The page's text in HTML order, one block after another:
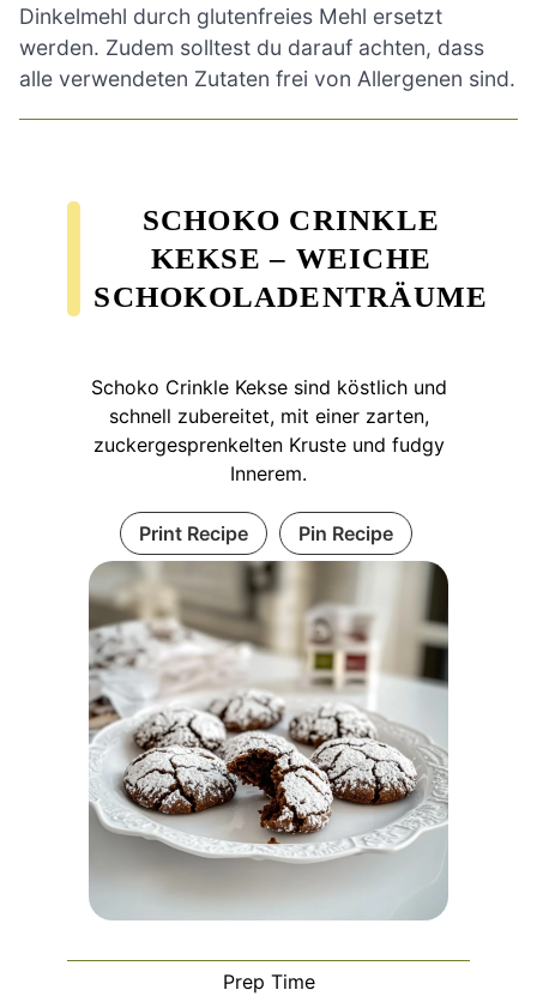
Dinkelmehl durch glutenfreies Mehl ersetzt
werden. Zudem solltest du darauf achten, dass
alle verwendeten Zutaten frei von Allergenen sind.
SCHOKO CRINKLE
KEKSE – WEICHE
SCHOKOLADENTRÄUME
Schoko Crinkle Kekse sind köstlich und
schnell zubereitet, mit einer zarten,
zuckergesprenkelten Kruste und fudgy
Innerem.
Print Recipe Pin Recipe
Prep Time